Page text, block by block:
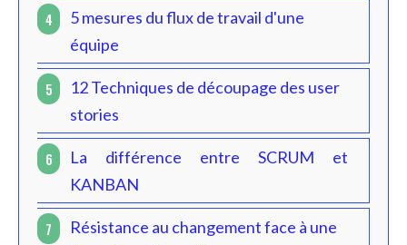
4
5 mesures du flux de travail d'une
équipe
5
12 Techniques de découpage des user
stories
6
La différence entre SCRUM et
KANBAN
7
Résistance au changement face à une